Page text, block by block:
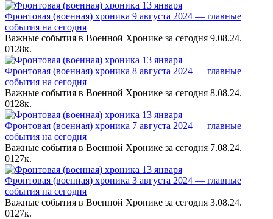
Фронтовая (военная) хроника 9 августа 2024 — главные
события на сегодня
Важные события в Военной Хронике за сегодня 9.08.24.
0128к.
Фронтовая (военная) хроника 8 августа 2024 — главные
события на сегодня
Важные события в Военной Хронике за сегодня 8.08.24.
0128к.
Фронтовая (военная) хроника 7 августа 2024 — главные
события на сегодня
Важные события в Военной Хронике за сегодня 7.08.24.
0127к.
Фронтовая (военная) хроника 3 августа 2024 — главные
события на сегодня
Важные события в Военной Хронике за сегодня 3.08.24.
0127к.